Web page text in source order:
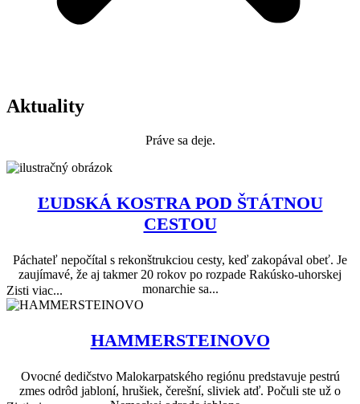
Aktuality
Práve sa deje.
ĽUDSKÁ KOSTRA POD ŠTÁTNOU
CESTOU
Páchateľ nepočítal s rekonštrukciou cesty, keď zakopával obeť. Je
zaujímavé, že aj takmer 20 rokov po rozpade Rakúsko-uhorskej
monarchie sa...
Zisti viac...
HAMMERSTEINOVO
Ovocné dedičstvo Malokarpatského regiónu predstavuje pestrú
zmes odrôd jabloní, hrušiek, čerešní, sliviek atď. Počuli ste už o